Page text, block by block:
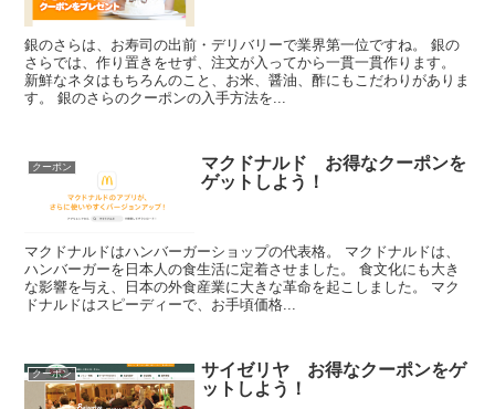
銀のさらは、お寿司の出前・デリバリーで業界第一位ですね。 銀の
さらでは、作り置きをせず、注文が入ってから一貫一貫作ります。
新鮮なネタはもちろんのこと、お米、醤油、酢にもこだわりがありま
す。 銀のさらのクーポンの入手方法を...
クーポン
マクドナルド お得なクーポンを
ゲットしよう！
マクドナルドはハンバーガーショップの代表格。 マクドナルドは、
ハンバーガーを日本人の食生活に定着させました。 食文化にも大き
な影響を与え、日本の外食産業に大きな革命を起こしました。 マク
ドナルドはスピーディーで、お手頃価格...
クーポン
サイゼリヤ お得なクーポンをゲ
ットしよう！